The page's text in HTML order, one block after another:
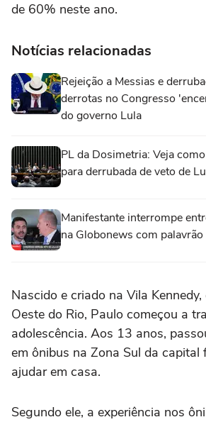
de 60% neste ano.
Notícias relacionadas
Rejeição a Messias e
derrotas no Congresso
do governo Lula
PL da Dosimetria: Veja
para derrubada de veto de
Manifestante interrompe
na Globonews com palavrão
Nascido e criado na Vila
Oeste do Rio, Paulo começou a
adolescência. Aos 13 anos,
em ônibus na Zona Sul da capital
ajudar em casa.
Segundo ele, a experiência nos